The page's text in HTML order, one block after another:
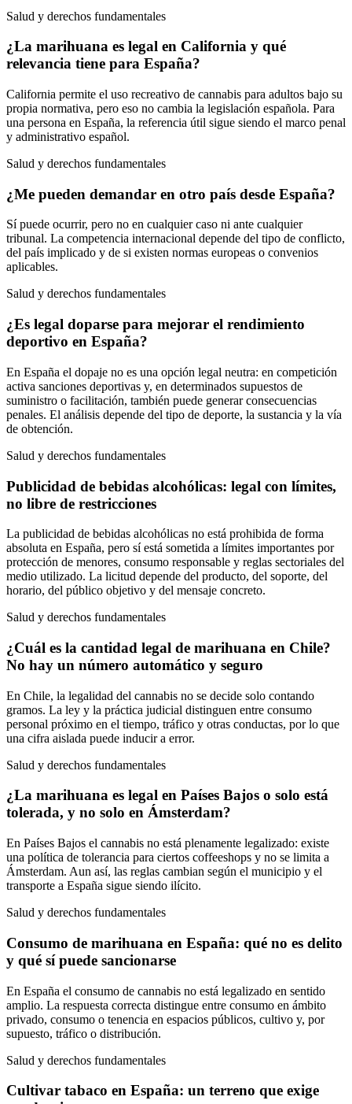
Salud y derechos fundamentales
¿La marihuana es legal en California y qué
relevancia tiene para España?
California permite el uso recreativo de cannabis para adultos bajo su
propia normativa, pero eso no cambia la legislación española. Para
una persona en España, la referencia útil sigue siendo el marco penal
y administrativo español.
Salud y derechos fundamentales
¿Me pueden demandar en otro país desde España?
Sí puede ocurrir, pero no en cualquier caso ni ante cualquier
tribunal. La competencia internacional depende del tipo de conflicto,
del país implicado y de si existen normas europeas o convenios
aplicables.
Salud y derechos fundamentales
¿Es legal doparse para mejorar el rendimiento
deportivo en España?
En España el dopaje no es una opción legal neutra: en competición
activa sanciones deportivas y, en determinados supuestos de
suministro o facilitación, también puede generar consecuencias
penales. El análisis depende del tipo de deporte, la sustancia y la vía
de obtención.
Salud y derechos fundamentales
Publicidad de bebidas alcohólicas: legal con límites,
no libre de restricciones
La publicidad de bebidas alcohólicas no está prohibida de forma
absoluta en España, pero sí está sometida a límites importantes por
protección de menores, consumo responsable y reglas sectoriales del
medio utilizado. La licitud depende del producto, del soporte, del
horario, del público objetivo y del mensaje concreto.
Salud y derechos fundamentales
¿Cuál es la cantidad legal de marihuana en Chile?
No hay un número automático y seguro
En Chile, la legalidad del cannabis no se decide solo contando
gramos. La ley y la práctica judicial distinguen entre consumo
personal próximo en el tiempo, tráfico y otras conductas, por lo que
una cifra aislada puede inducir a error.
Salud y derechos fundamentales
¿La marihuana es legal en Países Bajos o solo está
tolerada, y no solo en Ámsterdam?
En Países Bajos el cannabis no está plenamente legalizado: existe
una política de tolerancia para ciertos coffeeshops y no se limita a
Ámsterdam. Aun así, las reglas cambian según el municipio y el
transporte a España sigue siendo ilícito.
Salud y derechos fundamentales
Consumo de marihuana en España: qué no es delito
y qué sí puede sancionarse
En España el consumo de cannabis no está legalizado en sentido
amplio. La respuesta correcta distingue entre consumo en ámbito
privado, consumo o tenencia en espacios públicos, cultivo y, por
supuesto, tráfico o distribución.
Salud y derechos fundamentales
Cultivar tabaco en España: un terreno que exige